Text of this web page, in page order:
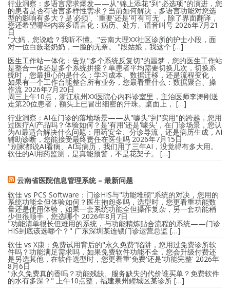
行业洞察：多语言需求爆发——从"锦上添花"到"必选项"的演进，您
的患者是否有语言多样性需求？当前如何解决，多语言功能对您选
型的影响有多大？是'必须'、'重要'还是'可有可无'，除了界面翻译，
您还希望哪些内容多语言化：病历、处方、语音叫号 2026年7月21
日
"大妈，您说啥？我听不懂。"云南大理XX社区诊所的护士小段，面
对一位白族老奶奶，一脸的无奈。 "段姑娘，我这个 […]
医生工作站一体化：告别"多个系统反复切"的噩梦，您的医生工作站
是整合一体还是多个系统拼接？单患者平均需要切换几次，切换系
统时，您最担心的是什么：学习成本、数据迁移，还是流程变化，
如果有一个工作台能整合所有业务，您最看重什么：数据聚合、操
作流 2026年7月20日
周三上午10点，浙江杭州XX医院心内科诊室里，主治医师李涛刚送
走第20位患者，额头上已冒出细密的汗珠。桌面上， […]
行业洞察：AI在门诊的落地场景——从"噱头"到"实用"的跨越，您用
过医疗AI产品吗？体验如何？是'有用'还是'噱头'，在门诊场景，您认
为AI最适合解决什么问题：用药安全、分诊导流，还是病历生成，AI
辅助诊断，您能接受最终责任在医生吗 2026年7月15日
"别家都说AI看病、AI写病历，我们用了三年AI，没觉得有多大用。
软佳的AI用药监测，是真能预警，不是花架子。 […]
云南省医院信息管理系统 – 最新问题
软佳 vs PCS Software：门诊HIS与"功能堆砌"系统的对决，您用的
系统功能全但体验如何？医生抱怨多吗，选型时，您更看重功能数
量还是使用体验，如果一套系统功能全但操作复杂，另一套功能稍
少但很顺手，您选哪个 2026年8月7日
"功能清单很长但难用的系统，与功能精炼贴合流程的系统——门诊
HIS到底该选哪个？" 广东深圳某连锁门诊运营总监 […]
软佳 vs X康：免费试用背后的"永久免费"陷阱，您用过免费诊所软
件吗？功能满足需求吗，如果免费软件功能不全，您会升级付费还
是另选其他，在软件选型时，您更看重'免费'还是'功能完整' 2026年
8月6日
"永久免费真的香吗？功能残缺、服务缺失的代价谁买单？免费软件
的水有多深？" 上午10点整，福建泉州鲤城区某诊所 […]